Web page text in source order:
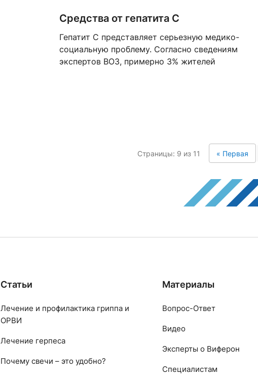
Средства от гепатита С
Гепатит С представляет серьезную медико-
социальную проблему. Согласно сведениям
экспертов ВОЗ, примерно 3% жителей
Страницы: 9 из 11 « Первая
Статьи
Лечение и профилактика гриппа и
ОРВИ
Лечение герпеса
Почему свечи – это удобно?
Материалы
Вопрос-Ответ
Видео
Эксперты о Виферон
Специалистам